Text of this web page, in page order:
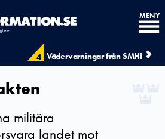
4 Vädervarningar från SMHI
MENY
militära
landet mot